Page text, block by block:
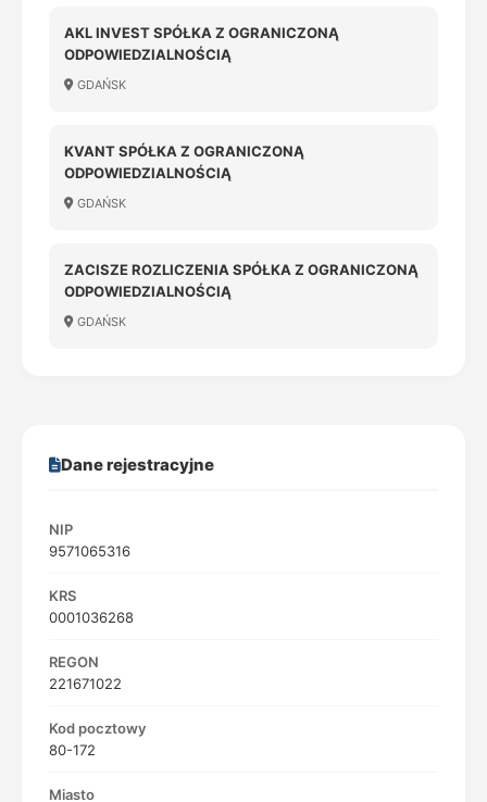
AKL INVEST SPÓŁKA Z OGRANICZONĄ
ODPOWIEDZIALNOŚCIĄ
GDAŃSK
KVANT SPÓŁKA Z OGRANICZONĄ
ODPOWIEDZIALNOŚCIĄ
GDAŃSK
ZACISZE ROZLICZENIA SPÓŁKA Z OGRANICZONĄ
ODPOWIEDZIALNOŚCIĄ
GDAŃSK
Dane rejestracyjne
NIP
9571065316
KRS
0001036268
REGON
221671022
Kod pocztowy
80-172
Miasto